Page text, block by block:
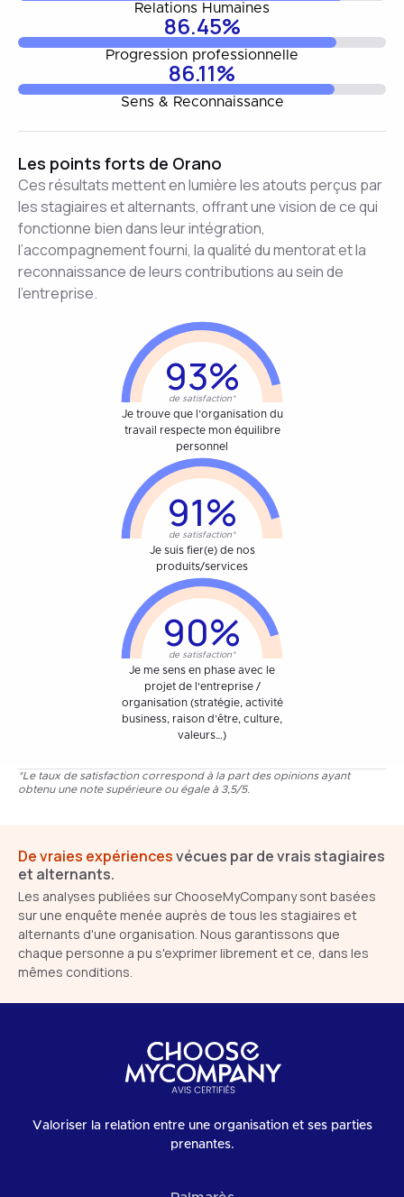
Relations Humaines
86.45%
Progression professionnelle
86.11%
Sens & Reconnaissance
Les points forts de Orano
Ces résultats mettent en lumière les atouts perçus par
les stagiaires et alternants, offrant une vision de ce qui
fonctionne bien dans leur intégration,
l’accompagnement fourni, la qualité du mentorat et la
reconnaissance de leurs contributions au sein de
l’entreprise.
93%
de satisfaction*
Je trouve que l’organisation du
travail respecte mon équilibre
personnel
91%
de satisfaction*
Je suis fier(e) de nos
produits/services
90%
de satisfaction*
Je me sens en phase avec le
projet de l'entreprise /
organisation (stratégie, activité
business, raison d’être, culture,
valeurs…)
*Le taux de satisfaction correspond à la part des opinions ayant
obtenu une note supérieure ou égale à 3,5/5.
De vraies expériencesvécues par de vrais stagiaires
et alternants.
Les analyses publiées sur ChooseMyCompany sont basées
sur une enquête menée auprès de tous les stagiaires et
alternants d'une organisation. Nous garantissons que
chaque personne a pu s'exprimer librement et ce, dans les
mêmes conditions.
Valoriser la relation entre une organisation et ses parties
prenantes.